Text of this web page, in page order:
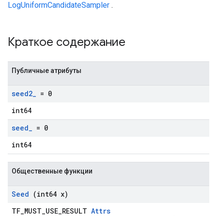
LogUniformCandidateSampler .
Краткое содержание
Публичные атрибуты
seed2_ = 0
int64
seed_ = 0
int64
Общественные функции
Seed (int64 x)
TF_MUST_USE_RESULT Attrs